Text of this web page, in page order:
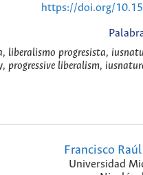
https://doi.org/
liberalismo progresista,
progressive liberalism,
Francisco
Universidad